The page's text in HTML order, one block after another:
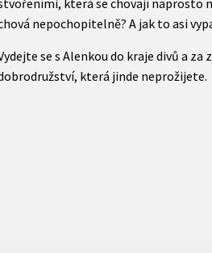
nepochopitelně? A jak to asi
se s Alenkou do kraje divů a za
která jinde neprožijete.